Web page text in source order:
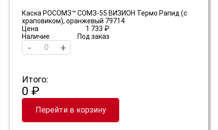
Каска РОСОМЗ™ СОМЗ-55 ВИЗИОН Термо Рапид (с
храповиком), оранжевый 79714
Цена
1 733 ₽
Наличие
Под заказ
- +
Итого:
0 ₽
Перейти в корзину